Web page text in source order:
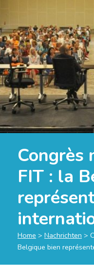
Congrès
FIT : la
Home > Nachrichten >
Belgique bien